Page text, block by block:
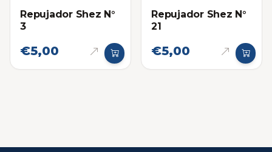
Repujador Shez N°
3
€5,00
Repujador Shez N°
21
€5,00